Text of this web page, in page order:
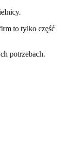
to tylko część
potrzebach.